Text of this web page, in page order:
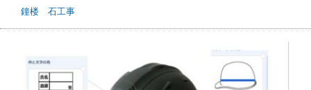
鐘楼 石工事